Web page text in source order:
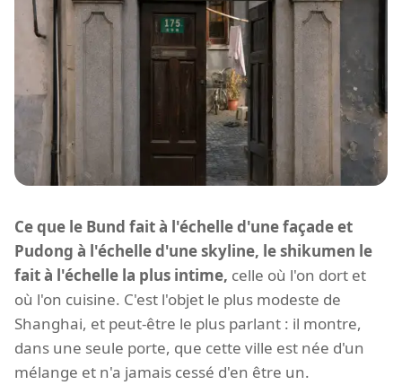
Ce que le Bund fait à l'échelle d'une façade et
Pudong à l'échelle d'une skyline, le shikumen le
fait à l'échelle la plus intime, celle où l'on dort et
où l'on cuisine. C'est l'objet le plus modeste de
Shanghai, et peut-être le plus parlant : il montre,
dans une seule porte, que cette ville est née d'un
mélange et n'a jamais cessé d'en être un.